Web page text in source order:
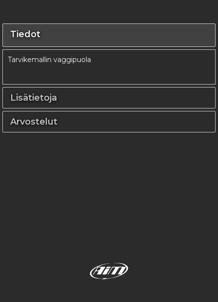
Tiedot
Tarvikemallin vaggipuola
Lisätietoja
Arvostelut